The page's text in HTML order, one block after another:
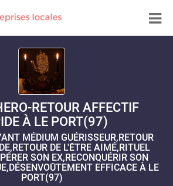
RETOUR AFFECTIF
À LE PORT(97)
MÉDIUM GUÉRISSEUR,RETOUR
DE L'ÊTRE AIMÉ,RITUEL
SON EX,RECONQUÉRIR SON
EFFICACE À LE
PORT(97)